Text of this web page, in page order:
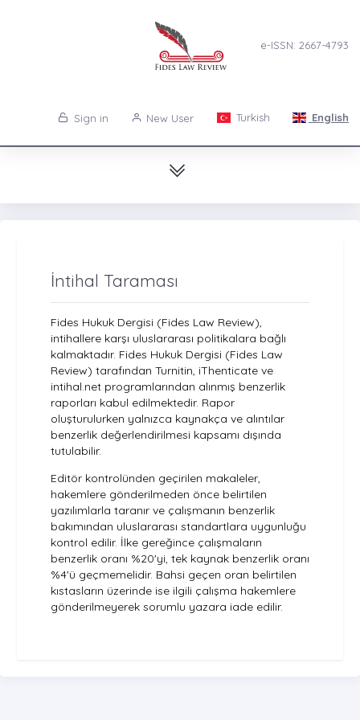
e-ISSN: 2667-4793
Sign in New User Turkish English
İntihal Taraması
Fides Hukuk Dergisi (Fides Law Review),
intihallere karşı uluslararası politikalara bağlı
kalmaktadır. Fides Hukuk Dergisi (Fides Law
Review) tarafından Turnitin, iThenticate ve
intihal.net programlarından alınmış benzerlik
raporları kabul edilmektedir. Rapor
oluşturulurken yalnızca kaynakça ve alıntılar
benzerlik değerlendirilmesi kapsamı dışında
tutulabilir.
Editör kontrolünden geçirilen makaleler,
hakemlere gönderilmeden önce belirtilen
yazılımlarla taranır ve çalışmanın benzerlik
bakımından uluslararası standartlara uygunluğu
kontrol edilir. İlke gereğince çalışmaların
benzerlik oranı %20'yi, tek kaynak benzerlik oranı
%4'ü geçmemelidir. Bahsi geçen oran belirtilen
kıstasların üzerinde ise ilgili çalışma hakemlere
gönderilmeyerek sorumlu yazara iade edilir.